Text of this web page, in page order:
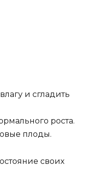
и сгладить
роста.
плоды.
своих